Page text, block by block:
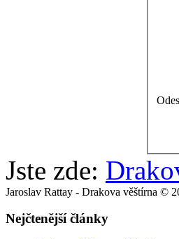
Jste zde:
Jaroslav Rattay - Drakova věštírna ©
Nejčtenější články